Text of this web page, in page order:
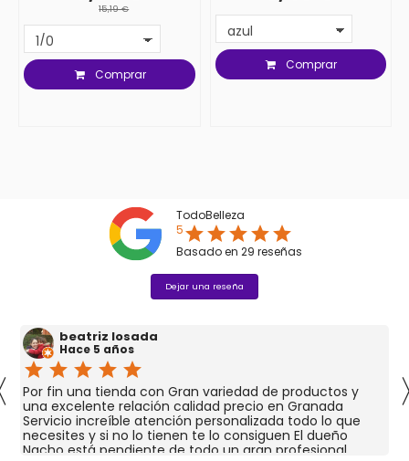
15,19 €
Comprar
Comprar
TodoBelleza
5starstarstarstarstar
Basado en 29 reseñas
Dejar una reseña
beatriz losada
Hace 5 años
star star star star star
Por fin una tienda con Gran variedad de productos y
una excelente relación calidad precio en Granada
Servicio increíble atención personalizada todo lo que
necesites y si no lo tienen te lo consiguen El dueño
Nacho está pendiente de todo un gran profesional